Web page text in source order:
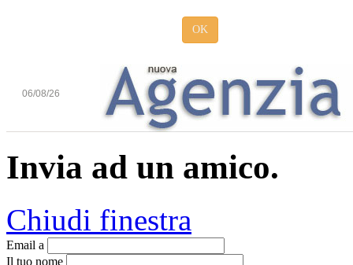
OK
06/08/26
Invia ad un amico.
Chiudi finestra
Email a
Il tuo nome